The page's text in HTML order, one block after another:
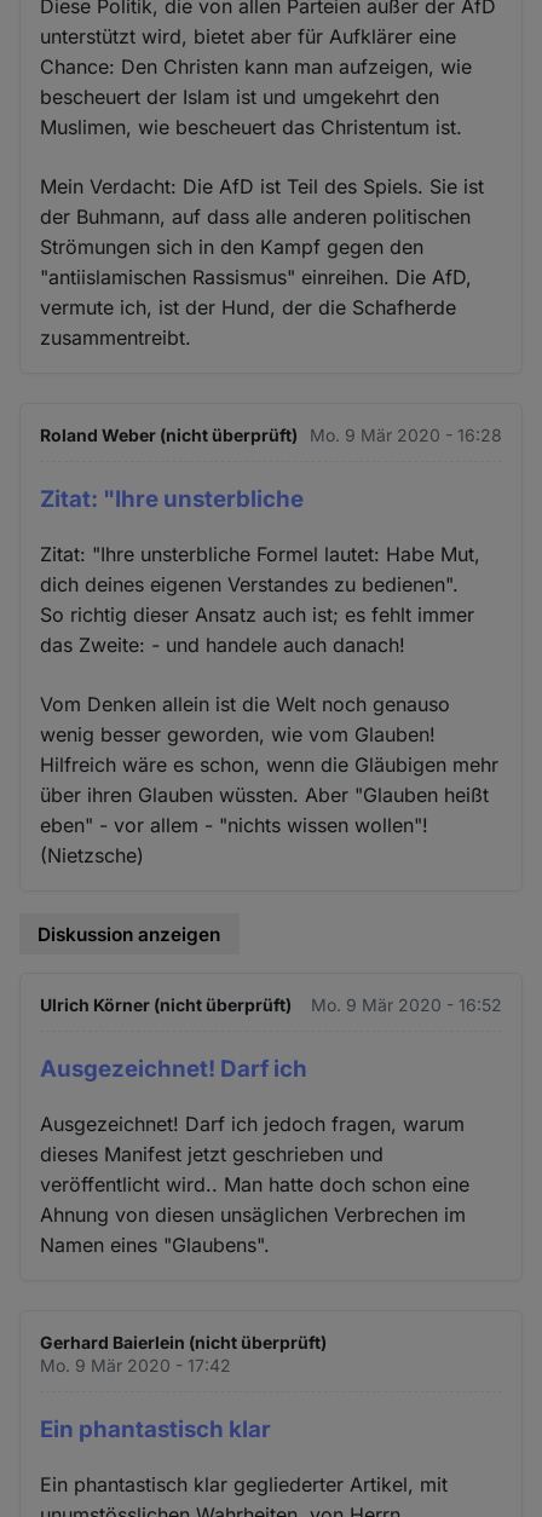
Diese Politik, die von allen Parteien außer der AfD
unterstützt wird, bietet aber für Aufklärer eine
Chance: Den Christen kann man aufzeigen, wie
bescheuert der Islam ist und umgekehrt den
Muslimen, wie bescheuert das Christentum ist.
Mein Verdacht: Die AfD ist Teil des Spiels. Sie ist
der Buhmann, auf dass alle anderen politischen
Strömungen sich in den Kampf gegen den
"antiislamischen Rassismus" einreihen. Die AfD,
vermute ich, ist der Hund, der die Schafherde
zusammentreibt.
Roland Weber (nicht überprüft) Mo. 9 Mär 2020 - 16:28
Zitat: "Ihre unsterbliche
Zitat: "Ihre unsterbliche Formel lautet: Habe Mut,
dich deines eigenen Verstandes zu bedienen".
So richtig dieser Ansatz auch ist; es fehlt immer
das Zweite: - und handele auch danach!
Vom Denken allein ist die Welt noch genauso
wenig besser geworden, wie vom Glauben!
Hilfreich wäre es schon, wenn die Gläubigen mehr
über ihren Glauben wüssten. Aber "Glauben heißt
eben" - vor allem - "nichts wissen wollen"!
(Nietzsche)
Diskussion anzeigen
Ulrich Körner (nicht überprüft) Mo. 9 Mär 2020 - 16:52
Ausgezeichnet! Darf ich
Ausgezeichnet! Darf ich jedoch fragen, warum
dieses Manifest jetzt geschrieben und
veröffentlicht wird.. Man hatte doch schon eine
Ahnung von diesen unsäglichen Verbrechen im
Namen eines "Glaubens".
Gerhard Baierlein (nicht überprüft)
Mo. 9 Mär 2020 - 17:42
Ein phantastisch klar
Ein phantastisch klar gegliederter Artikel, mit